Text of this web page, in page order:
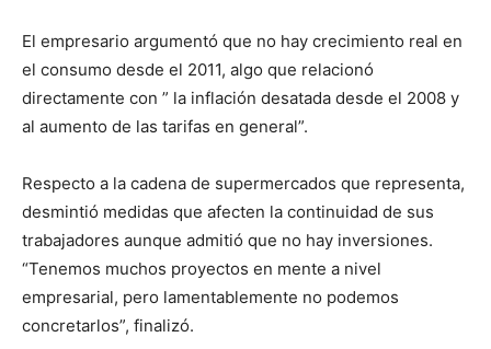
El empresario argumentó que no hay crecimiento real en
el consumo desde el 2011, algo que relacionó
directamente con ” la inflación desatada desde el 2008 y
al aumento de las tarifas en general”.
Respecto a la cadena de supermercados que representa,
desmintió medidas que afecten la continuidad de sus
trabajadores aunque admitió que no hay inversiones.
“Tenemos muchos proyectos en mente a nivel
empresarial, pero lamentablemente no podemos
concretarlos”, finalizó.